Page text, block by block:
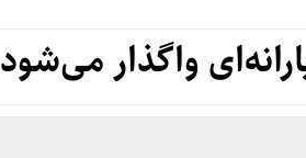
واگذار می‌شود